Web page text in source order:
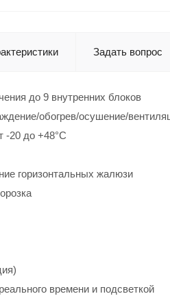
Задать вопрос
до 9 внутренних блоков
обогрев/осушение/
-20 до +48°С
горизонтальных жалюзи
времени и подсветкой